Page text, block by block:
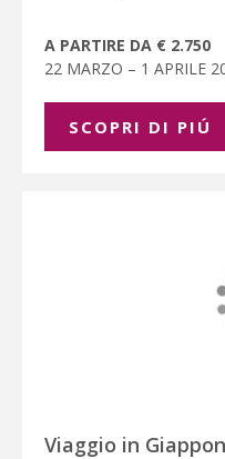
A PARTIRE DA € 2.750
22 MARZO – 1 APRILE
SCOPRI DI PIÚ
Viaggio in